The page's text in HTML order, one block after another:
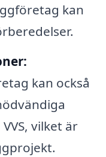
kan
kan också
vilket är